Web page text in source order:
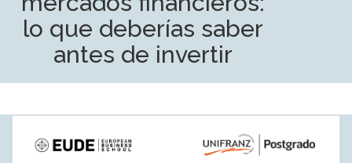
lo que deberías saber
antes de invertir